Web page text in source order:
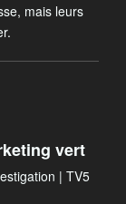
mais leurs
vert
| TV5